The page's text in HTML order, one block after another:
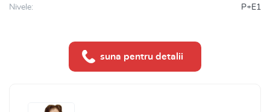
Nivele: P+E1
suna pentru detalii